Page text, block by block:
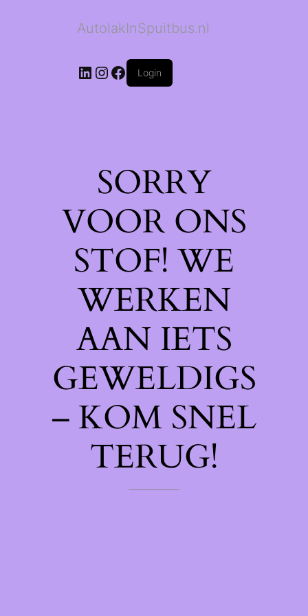
AutolakInSpuitbus.nl
LinkedIn
Instagram
Facebook
Login
SORRY
VOOR ONS
STOF! WE
WERKEN
AAN IETS
GEWELDIGS
– KOM SNEL
TERUG!